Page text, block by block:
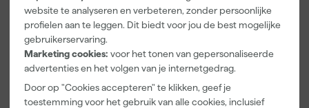
website te analyseren en verbeteren, zonder persoonlijke
profielen aan te leggen. Dit biedt voor jou de best mogelijke
gebruikerservaring.
Marketing cookies: voor het tonen van gepersonaliseerde
advertenties en het volgen van je internetgedrag.
Door op "Cookies accepteren" te klikken, geef je
toestemming voor het gebruik van alle cookies, inclusief
incl. BTW incl. BTW